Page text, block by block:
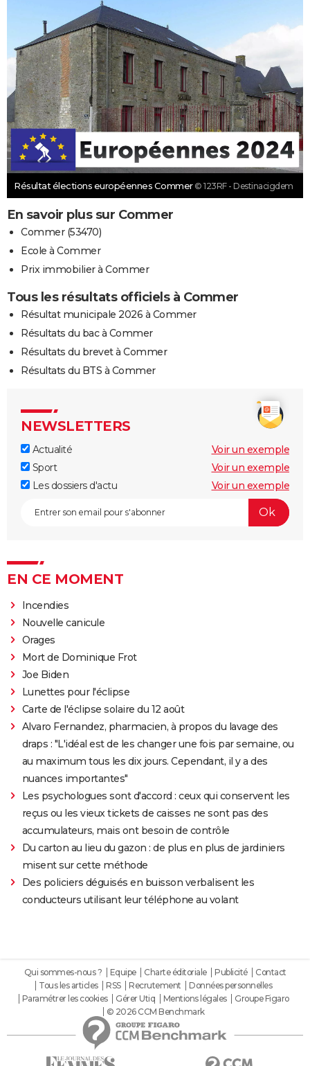
Résultat élections européennes Commer © 123RF - Destinacigdem
En savoir plus sur Commer
Commer (53470)
Ecole à Commer
Prix immobilier à Commer
Tous les résultats officiels à Commer
Résultat municipale 2026 à Commer
Résultats du bac à Commer
Résultats du brevet à Commer
Résultats du BTS à Commer
NEWSLETTERS
Actualité
Voir un exemple
Sport
Voir un exemple
Les dossiers d'actu
Voir un exemple
EN CE MOMENT
Incendies
Nouvelle canicule
Orages
Mort de Dominique Frot
Joe Biden
Lunettes pour l'éclipse
Carte de l'éclipse solaire du 12 août
Alvaro Fernandez, pharmacien, à propos du lavage des
draps : "L'idéal est de les changer une fois par semaine, ou
au maximum tous les dix jours. Cependant, il y a des
nuances importantes"
Les psychologues sont d'accord : ceux qui conservent les
reçus ou les vieux tickets de caisses ne sont pas des
accumulateurs, mais ont besoin de contrôle
Du carton au lieu du gazon : de plus en plus de jardiniers
misent sur cette méthode
Des policiers déguisés en buisson verbalisent les
conducteurs utilisant leur téléphone au volant
Qui sommes-nous ? Equipe Charte éditoriale Publicité
Contact
Tous les articles
RSS Recrutement
Données personnelles
Paramétrer les cookies
Gérer Utiq Mentions légales
Groupe Figaro
© 2026 CCM Benchmark